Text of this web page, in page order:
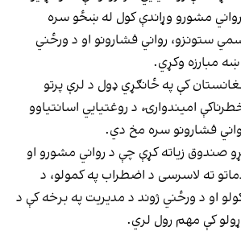
رواني مشورو وړاندې کول له ښځو سره
ستونزو، رواني فشارونو او د ورځني
مبارزه وکړي.
کې په ځانګړي ډول د لرې پرتو
امیندوارۍ، د روغتیايي اسانتیاوو
فشارونو سره مخ دي.
صندوق زیاته کړې چې د رواني مشورو او
ته لاسرسی د اضطراب په کمولو، د
او د ورځني ژوند د مدیریت په برخه کې د
کې مهم رول لري.